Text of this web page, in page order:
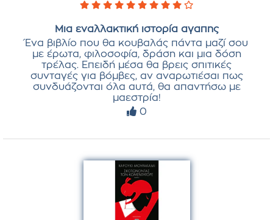
Μια εναλλακτική ιστορία αγαπης
Ένα βιβλίο που θα κουβαλάς πάντα μαζί σου
με έρωτα, φιλοσοφία, δράση και μια δόση
τρέλας. Επειδή μέσα θα βρεις σπιτικές
συνταγές για βόμβες, αν αναρωτιέσαι πως
συνδυάζονται όλα αυτά, θα απαντήσω με
μαεστρία!
0